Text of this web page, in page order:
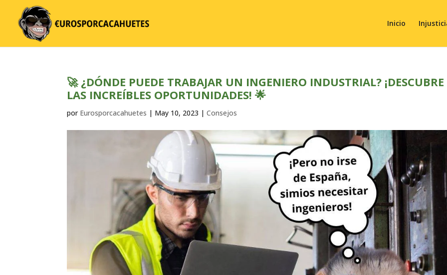
Inicio
🚀 ¿DÓNDE PUEDE TRABAJAR UN INGENIERO INDUSTRIAL? ¡DESCUBRE
LAS INCREÍBLES OPORTUNIDADES! 🌟
por Eurosporcacahuetes | May 10, 2023 |Consejos